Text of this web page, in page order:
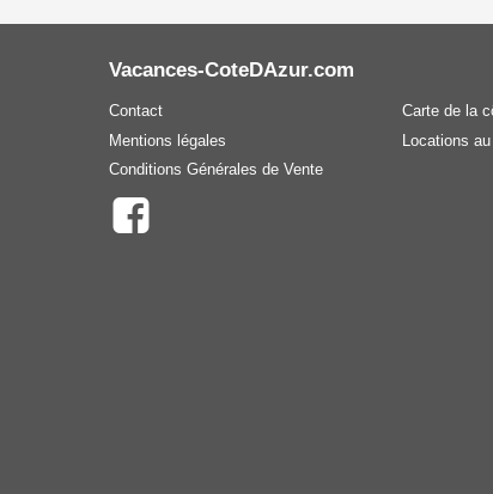
Vacances-CoteDAzur.com
Contact
Mentions légales
Conditions Générales de Vente
Carte de la
Locations